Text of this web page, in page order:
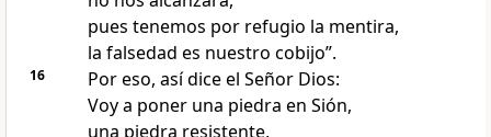
pues tenemos por refugio la mentira,
la falsedad es nuestro cobijo”.
16
Por eso, así dice el Señor Dios:
Voy a poner una piedra en Sión,
una piedra resistente,